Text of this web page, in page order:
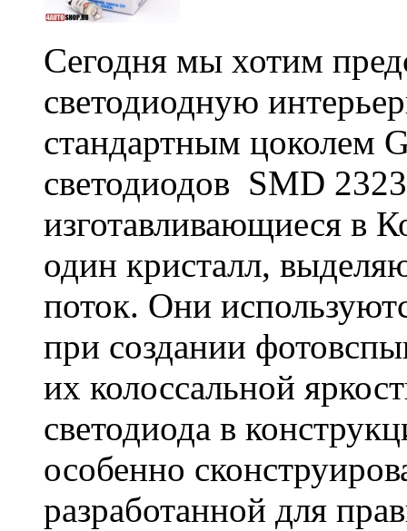
Сегодня мы хотим
светодиодную
стандартным цоколем
светодиодов SMD
изготавливающиеся в
один кристалл,
поток. Они
при создании
их колоссальной
светодиода в
особенно
разработанной для